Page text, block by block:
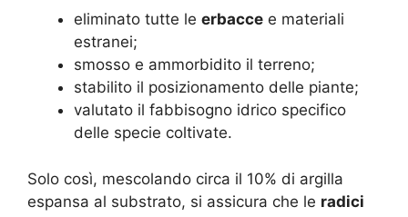
eliminato tutte le erbacce e materiali
estranei;
smosso e ammorbidito il terreno;
stabilito il posizionamento delle piante;
valutato il fabbisogno idrico specifico
delle specie coltivate.
Solo così, mescolando circa il 10% di argilla
espansa al substrato, si assicura che le radici